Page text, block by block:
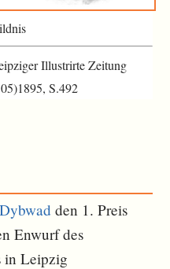
Illustrirte Zeitung
S.492
den 1. Preis
Enwurf des
in Leipzig